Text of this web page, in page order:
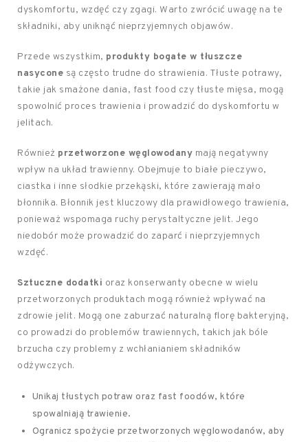
dyskomfortu, wzdęć czy zgagi. Warto zwrócić uwagę na te
składniki, aby uniknąć nieprzyjemnych objawów.
Przede wszystkim, produkty bogate w tłuszcze
nasycone są często trudne do strawienia. Tłuste potrawy,
takie jak smażone dania, fast food czy tłuste mięsa, mogą
spowolnić proces trawienia i prowadzić do dyskomfortu w
jelitach.
Również przetworzone węglowodany mają negatywny
wpływ na układ trawienny. Obejmuje to białe pieczywo,
ciastka i inne słodkie przekąski, które zawierają mało
błonnika. Błonnik jest kluczowy dla prawidłowego trawienia,
ponieważ wspomaga ruchy perystaltyczne jelit. Jego
niedobór może prowadzić do zaparć i nieprzyjemnych
wzdęć.
Sztuczne dodatki oraz konserwanty obecne w wielu
przetworzonych produktach mogą również wpływać na
zdrowie jelit. Mogą one zaburzać naturalną florę bakteryjną,
co prowadzi do problemów trawiennych, takich jak bóle
brzucha czy problemy z wchłanianiem składników
odżywczych.
Unikaj tłustych potraw oraz fast foodów, które
spowalniają trawienie.
Ogranicz spożycie przetworzonych węglowodanów, aby